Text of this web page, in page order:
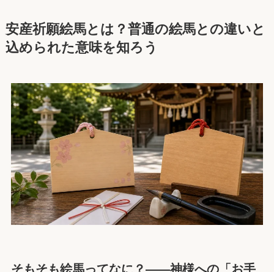
安産祈願絵馬とは？普通の絵馬との違いと
込められた意味を知ろう
そもそも絵馬ってなに？——神様への「お手